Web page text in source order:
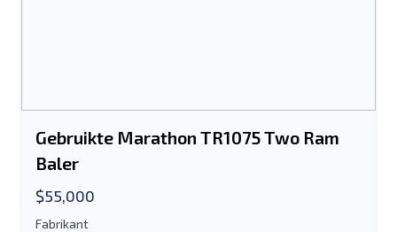
Gebruikte Marathon TR1075 Two Ram
Baler
$55,000
Fabrikant